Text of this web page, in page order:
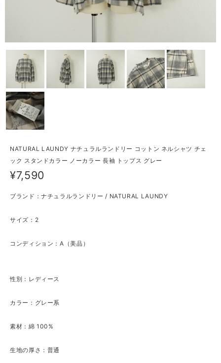
NATURAL LAUNDY ナチュラルランドリー コットン ネルシャツ チェ
ック スタンドカラー ノーカラー 長袖 トップス グレー
¥7,590
ブランド：ナチュラルランドリー / NATURAL LAUNDY
サイズ：2
コンディション：A（美品）
性別：レディース
カラー：グレー系
素材：綿 100%
生地の厚さ：普通